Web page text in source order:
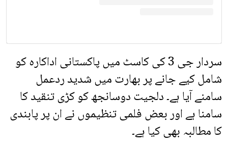
سردار جی 3 کی کاسٹ میں پاکستانی اداکارہ کو
شامل کیے جانے پر بھارت میں شدید ردعمل
سامنے آیا ہے۔ دلجیت دوسانجھ کو کڑی تنقید کا
سامنا ہے اور بعض فلمی تنظیموں نے ان پر پابندی
کا مطالبہ بھی کیا ہے۔